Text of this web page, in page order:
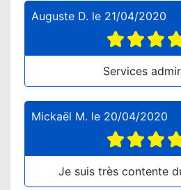
Auguste D. le 21/04/2020
Services
Mickaël M. le 20/04/2020
Je suis très contente